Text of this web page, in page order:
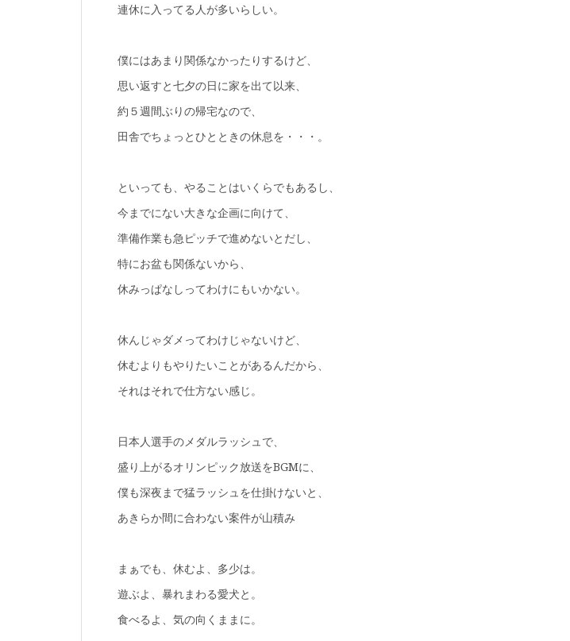
連休に入ってる人が多いらしい。
僕にはあまり関係なかったりするけど、
思い返すと七夕の日に家を出て以来、
約５週間ぶりの帰宅なので、
田舎でちょっとひとときの休息を・・・。
といっても、やることはいくらでもあるし、
今までにない大きな企画に向けて、
準備作業も急ピッチで進めないとだし、
特にお盆も関係ないから、
休みっぱなしってわけにもいかない。
休んじゃダメってわけじゃないけど、
休むよりもやりたいことがあるんだから、
それはそれで仕方ない感じ。
日本人選手のメダルラッシュで、
盛り上がるオリンピック放送をBGMに、
僕も深夜まで猛ラッシュを仕掛けないと、
あきらか間に合わない案件が山積み
まぁでも、休むよ、多少は。
遊ぶよ、暴れまわる愛犬と。
食べるよ、気の向くままに。